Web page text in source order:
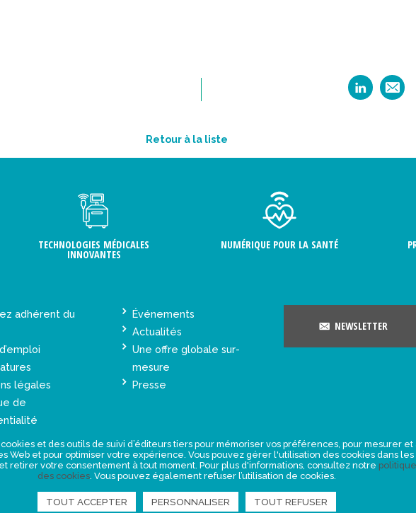
Retour à la liste
TECHNOLOGIES MÉDICALES
INNOVANTES
NUMÉRIQUE POUR LA SANTÉ
adhérent du
légales
de
Événements
Actualités
Une offre globale sur-
mesure
Presse
NEWSLETTER
et des outils de suivi d’éditeurs tiers pour mémoriser vos préférences, pour mesurer
Web et pour optimiser votre expérience. Vous pouvez gérer l'utilisation des cookies dans
retirer votre consentement à tout moment. Pour plus d'informations, consultez notre
des cookies. Vous pouvez également refuser l’utilisation de cookies.
TOUT ACCEPTER PERSONNALISER TOUT REFUSER